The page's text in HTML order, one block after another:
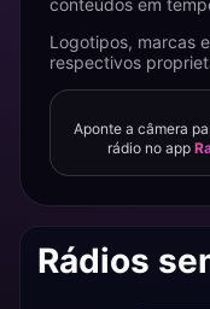
conteúdos em
Logotipos, marcas
respectivos
Aponte a câmera
rádio no app
Rádios